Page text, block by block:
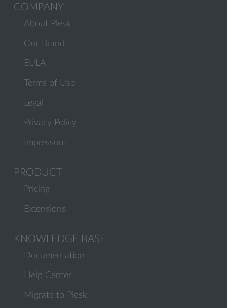
COMPANY
About Plesk
Our Brand
EULA
Terms of Use
Legal
Privacy Policy
Impressum
PRODUCT
Pricing
Extensions
KNOWLEDGE BASE
Documentation
Help Center
Migrate to Plesk